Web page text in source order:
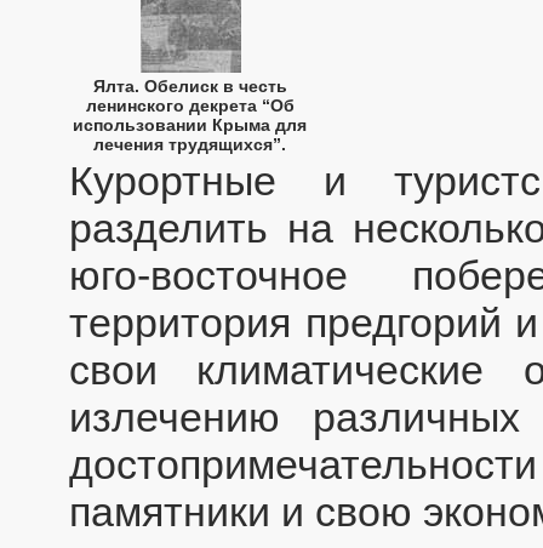
Ялта. Обелиск в честь
ленинского декрета “Об
использовании Крыма для
лечения трудящихся”.
Курортные и
разделить на
юго-восточное
территория предгорий
свои климатические
излечению различных
памятники и свою